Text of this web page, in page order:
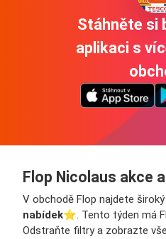
Stáhněte si
aplikaci s
Flop Nicolaus akce
V obchodě Flop najdete
nabídek⭐️. Tento týden má
Odstraňte filtry a zobrazte